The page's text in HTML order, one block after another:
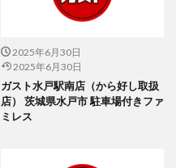
2025年6月30日
2025年6月30日
ガスト水戸駅南店（から好し取扱
店） 茨城県水戸市 駐車場付きファ
ミレス